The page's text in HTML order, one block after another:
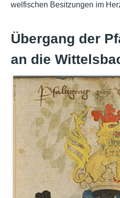
welfischen Besitzungen im
Übergang der
an die